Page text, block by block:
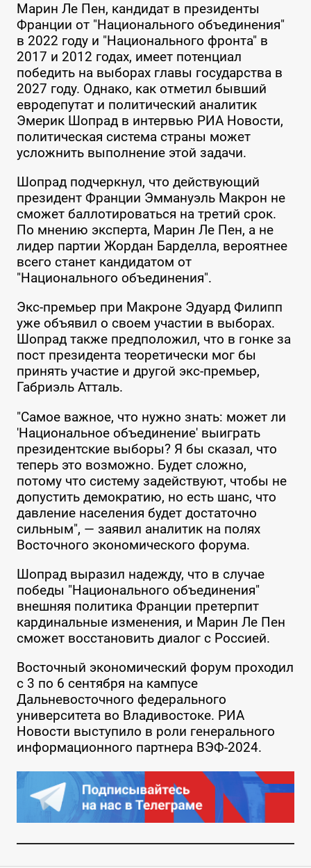
Марин Ле Пен, кандидат в президенты
Франции от "Национального объединения"
в 2022 году и "Национального фронта" в
2017 и 2012 годах, имеет потенциал
победить на выборах главы государства в
2027 году. Однако, как отметил бывший
евродепутат и политический аналитик
Эмерик Шопрад в интервью РИА Новости,
политическая система страны может
усложнить выполнение этой задачи.
Шопрад подчеркнул, что действующий
президент Франции Эммануэль Макрон не
сможет баллотироваться на третий срок.
По мнению эксперта, Марин Ле Пен, а не
лидер партии Жордан Барделла, вероятнее
всего станет кандидатом от
"Национального объединения".
Экс-премьер при Макроне Эдуард Филипп
уже объявил о своем участии в выборах.
Шопрад также предположил, что в гонке за
пост президента теоретически мог бы
принять участие и другой экс-премьер,
Габриэль Атталь.
"Самое важное, что нужно знать: может ли
'Национальное объединение' выиграть
президентские выборы? Я бы сказал, что
теперь это возможно. Будет сложно,
потому что систему задействуют, чтобы не
допустить демократию, но есть шанс, что
давление населения будет достаточно
сильным", — заявил аналитик на полях
Восточного экономического форума.
Шопрад выразил надежду, что в случае
победы "Национального объединения"
внешняя политика Франции претерпит
кардинальные изменения, и Марин Ле Пен
сможет восстановить диалог с Россией.
Восточный экономический форум проходил
с 3 по 6 сентября на кампусе
Дальневосточного федерального
университета во Владивостоке. РИА
Новости выступило в роли генерального
информационного партнера ВЭФ-2024.